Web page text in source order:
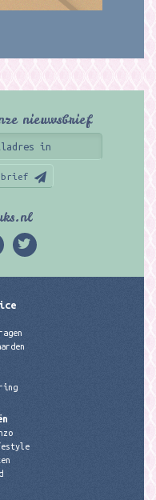
nieuwsbrief